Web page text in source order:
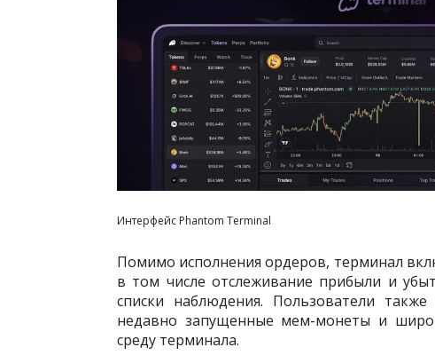
Интерфейс Phantom Terminal
Помимо исполнения ордеров, терминал
в том числе отслеживание прибыли и
списки наблюдения. Пользователи
недавно запущенные мем-монеты и
среду терминала.